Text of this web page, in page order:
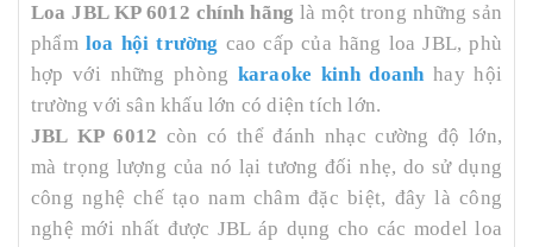
Loa JBL KP 6012 chính hãnglà một trong những sản
phẩm loa hội trường cao cấp của hãng loa JBL, phù
hợp với những phòng karaoke kinh doanh hay hội
trường với sân khấu lớn có diện tích lớn.
JBL KP 6012 còn có thể đánh nhạc cường độ lớn,
mà trọng lượng của nó lại tương đối nhẹ, do sử dụng
công nghệ chế tạo nam châm đặc biệt, đây là công
nghệ mới nhất được JBL áp dụng cho các model loa